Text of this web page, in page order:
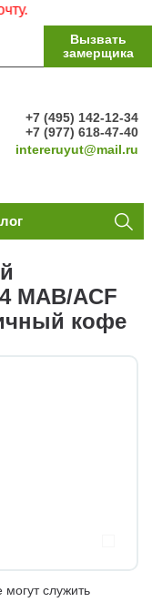
Вызвать
замерщика
+7 (495) 142-12-34
+7 (977) 618-47-40
intereruyut@mail.ru
MAB/ACF
кофе
служить